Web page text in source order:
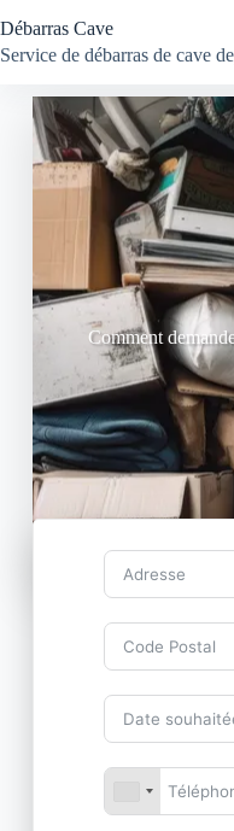
Débarras Cave
Service de débarras de cave
Comment